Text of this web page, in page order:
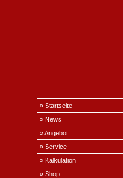
» Startseite
» News
» Angebot
» Service
» Kalkulation
» Shop